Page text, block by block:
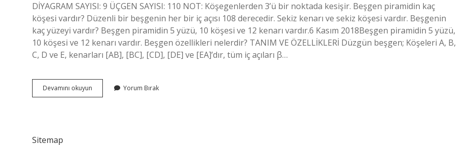
DİYAGRAM SAYISI: 9 ÜÇGEN SAYISI: 110 NOT: Köşegenlerden 3’ü bir noktada kesişir. Beşgen piramidin kaç
köşesi vardır? Düzenli bir beşgenin her bir iç açısı 108 derecedir. Sekiz kenarı ve sekiz köşesi vardır. Beşgenin
kaç yüzeyi vardır? Beşgen piramidin 5 yüzü, 10 köşesi ve 12 kenarı vardır.6 Kasım 2018Beşgen piramidin 5 yüzü,
10 köşesi ve 12 kenarı vardır. Beşgen özellikleri nelerdir? TANIM VE ÖZELLİKLERİ Düzgün beşgen; Köşeleri A, B,
C, D ve E, kenarları [AB], [BC], [CD], [DE] ve [EA]’dır, tüm iç açıları β…
Devamını okuyun
Kaç
Yorum Bırak
Sitemap